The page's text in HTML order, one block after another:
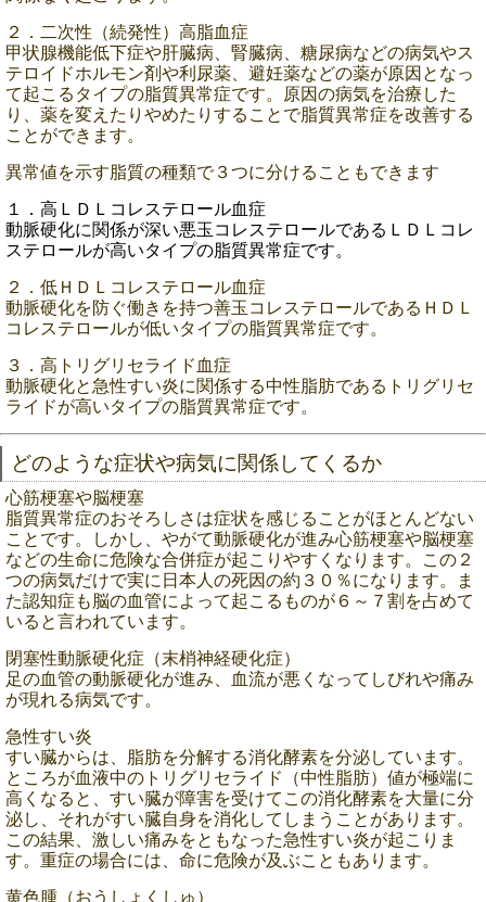
２．二次性（続発性）高脂血症
甲状腺機能低下症や肝臓病、腎臓病、糖尿病などの病気やス
テロイドホルモン剤や利尿薬、避妊薬などの薬が原因となっ
て起こるタイプの脂質異常症です。原因の病気を治療した
り、薬を変えたりやめたりすることで脂質異常症を改善する
ことができます。
異常値を示す脂質の種類で３つに分けることもできます
１．高ＬＤＬコレステロール血症
動脈硬化に関係が深い悪玉コレステロールであるＬＤＬコレ
ステロールが高いタイプの脂質異常症です。
２．低ＨＤＬコレステロール血症
動脈硬化を防ぐ働きを持つ善玉コレステロールであるＨＤＬ
コレステロールが低いタイプの脂質異常症です。
３．高トリグリセライド血症
動脈硬化と急性すい炎に関係する中性脂肪であるトリグリセ
ライドが高いタイプの脂質異常症です。
どのような症状や病気に関係してくるか
心筋梗塞や脳梗塞
脂質異常症のおそろしさは症状を感じることがほとんどない
ことです。しかし、やがて動脈硬化が進み心筋梗塞や脳梗塞
などの生命に危険な合併症が起こりやすくなります。
この２
つの病気だけで実に日本人の死因の約３０％になります。ま
た認知症も脳の血管によって起こるものが６～７割を占めて
いると言われています。
閉塞性動脈硬化症（末梢神経硬化症）
足の血管の動脈硬化が進み、血流が悪くなってしびれや痛み
が現れる病気です。
急性すい炎
すい臓からは、脂肪を分解する消化酵素を分泌しています。
ところが血液中のトリグリセライド（中性脂肪）値が極端に
高くなると、すい臓が障害を受けてこの消化酵素を大量に分
泌し、それがすい臓自身を消化してしまうことがあります。
この結果、激しい痛みをともなった急性すい炎が起こりま
す。重症の場合には、命に危険が及ぶこともあります。
黄色腫（おうしょくしゅ）